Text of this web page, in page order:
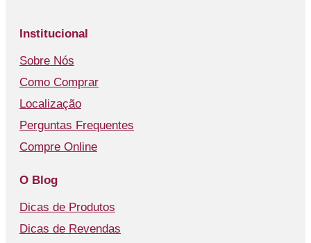
Institucional
Sobre Nós
Como Comprar
Localização
Perguntas Frequentes
Compre Online
O Blog
Dicas de Produtos
Dicas de Revendas